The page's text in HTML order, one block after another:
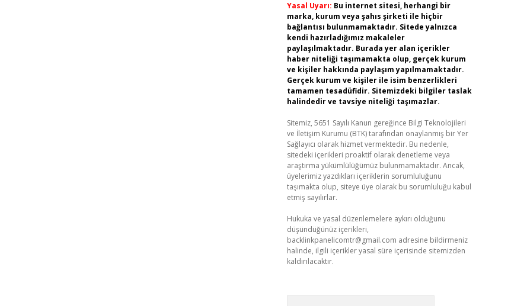
Yasal Uyarı: Bu internet sitesi, herhangi bir
marka, kurum veya şahıs şirketi ile hiçbir
bağlantısı bulunmamaktadır. Sitede yalnızca
kendi hazırladığımız makaleler
paylaşılmaktadır. Burada yer alan içerikler
haber niteliği taşımamakta olup, gerçek kurum
ve kişiler hakkında paylaşım yapılmamaktadır.
Gerçek kurum ve kişiler ile isim benzerlikleri
tamamen tesadüfidir. Sitemizdeki bilgiler taslak
halindedir ve tavsiye niteliği taşımazlar.
Sitemiz, 5651 Sayılı Kanun gereğince Bilgi Teknolojileri
ve İletişim Kurumu (BTK) tarafından onaylanmış bir Yer
Sağlayıcı olarak hizmet vermektedir. Bu nedenle,
sitedeki içerikleri proaktif olarak denetleme veya
araştırma yükümlülüğümüz bulunmamaktadır. Ancak,
üyelerimiz yazdıkları içeriklerin sorumluluğunu
taşımakta olup, siteye üye olarak bu sorumluluğu kabul
etmiş sayılırlar.
Hukuka ve yasal düzenlemelere aykırı olduğunu
düşündüğünüz içerikleri,
backlinkpanelicomtr@gmail.com adresine bildirmeniz
halinde, ilgili içerikler yasal süre içerisinde sitemizden
kaldırılacaktır.